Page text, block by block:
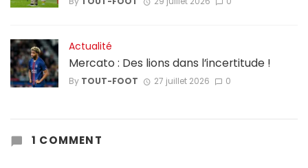
Actualité
Mercato : Des lions dans l’incertitude !
By TOUT-FOOT 27 juillet 2026 0
1 COMMENT